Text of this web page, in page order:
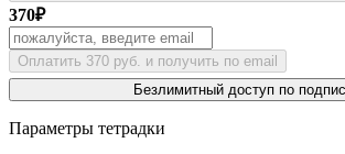
370₽
Оплатить 370 руб. и получить по email
Безлимитный доступ по
Параметры тетрадки